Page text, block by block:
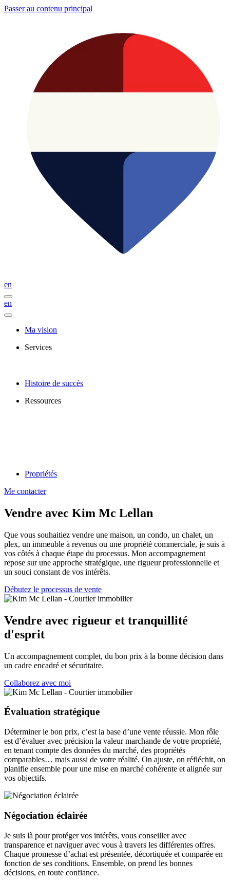
Passer au contenu principal
en
en
Ma vision
Services
Histoire de succès
Ressources
Propriétés
Me contacter
Vendre avec Kim Mc Lellan
Que vous souhaitiez vendre une maison, un condo, un chalet, un
plex, un immeuble à revenus ou une propriété commerciale, je suis à
vos côtés à chaque étape du processus. Mon accompagnement
repose sur une approche stratégique, une rigueur professionnelle et
un souci constant de vos intérêts.
Débutez le processus de vente
Vendre avec rigueur et tranquillité
d'esprit
Un accompagnement complet, du bon prix à la bonne décision dans
un cadre encadré et sécuritaire.
Collaborez avec moi
Évaluation stratégique
Déterminer le bon prix, c’est la base d’une vente réussie. Mon rôle
est d’évaluer avec précision la valeur marchande de votre propriété,
en tenant compte des données du marché, des propriétés
comparables… mais aussi de votre réalité. On ajuste, on réfléchit, on
planifie ensemble pour une mise en marché cohérente et alignée sur
vos objectifs.
Négociation éclairée
Je suis là pour protéger vos intérêts, vous conseiller avec
transparence et naviguer avec vous à travers les différentes offres.
Chaque promesse d’achat est présentée, décortiquée et comparée en
fonction de ses conditions. Ensemble, on prend les bonnes
décisions, en toute confiance.